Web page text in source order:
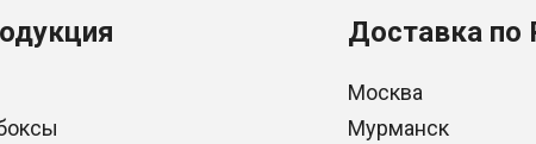
Доставка по
Москва
Мурманск